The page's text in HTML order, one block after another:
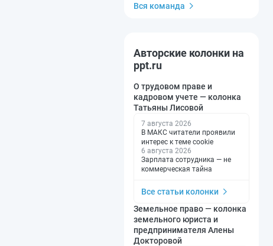
Вся команда
Авторские колонки на
ppt.ru
О трудовом праве и
кадровом учете — колонка
Татьяны Лисовой
7 августа 2026
В МАКС читатели проявили
интерес к теме cookie
6 августа 2026
Зарплата сотрудника — не
коммерческая тайна
Все статьи колонки
Земельное право — колонка
земельного юриста и
предпринимателя Алены
Докторовой